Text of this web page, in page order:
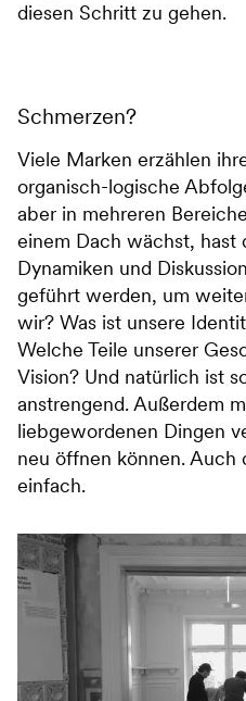
diesen Schritt zu gehen.
Schmerzen?
Viele Marken erzählen
organisch-logische
aber in mehreren
einem Dach wächst, hast
Dynamiken und
geführt werden, um
wir? Was ist unsere
Welche Teile unserer
Vision? Und natürlich ist
anstrengend. Außerdem
liebgewordenen Dingen
neu öffnen können. Auch
einfach.